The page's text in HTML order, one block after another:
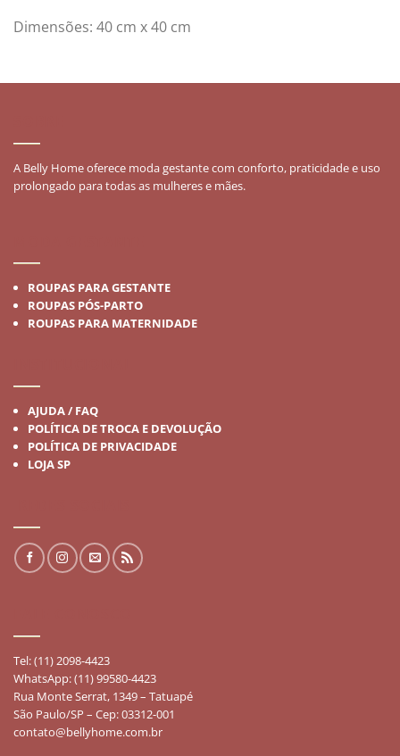
Dimensões: 40 cm x 40 cm
A Belly Home oferece moda gestante com conforto, praticidade e uso
prolongado para todas as mulheres e mães.
ROUPAS PARA GESTANTE
ROUPAS PÓS-PARTO
ROUPAS PARA MATERNIDADE
AJUDA / FAQ
POLÍTICA DE TROCA E DEVOLUÇÃO
POLÍTICA DE PRIVACIDADE
LOJA SP
Tel: (11) 2098-4423
WhatsApp: (11) 99580-4423
Rua Monte Serrat, 1349 – Tatuapé
São Paulo/SP – Cep: 03312-001
contato@bellyhome.com.br